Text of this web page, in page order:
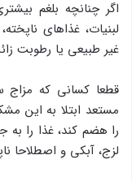
اگر چنانچه بلغم
لبنیات، غذاهای
غیر طبیعی یا رطوبت
قطعا کسانی که مزاج
مستعد ابتلا به این
را هضم کند، غذا را
لزج، آبکی و اصطلاحا